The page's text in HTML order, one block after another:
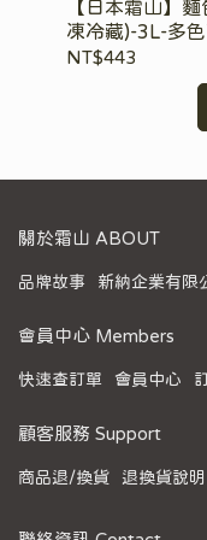
【日本霜山】
凍冷藏)-3L-多
NT$443
關於霜山 ABOUT
品牌故事 新納企業有限
會員中心 Members
快速查訂單 會員中心
顧客服務 Support
商品退/換貨 退換貨說明